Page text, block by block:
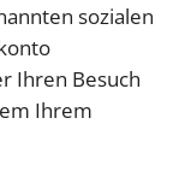
sozialen
Ihren Besuch
Ihrem